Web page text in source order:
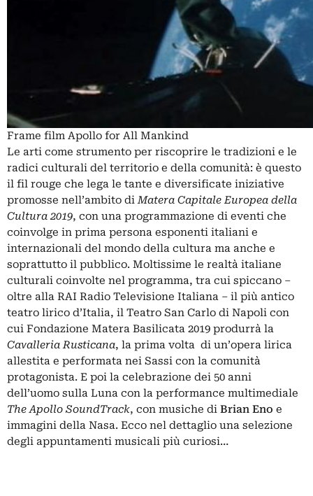
Frame film Apollo for All Mankind
Le arti come strumento per riscoprire le tradizioni e le
radici culturali del territorio e della comunità: è questo
il fil rouge che lega le tante e diversificate iniziative
promosse nell’ambito diMatera Capitale Europea della
Cultura 2019, con una programmazione di eventi che
coinvolge in prima persona esponenti italiani e
internazionali del mondo della cultura ma anche e
soprattutto il pubblico. Moltissime le realtà italiane
culturali coinvolte nel programma, tra cui spiccano –
oltre alla RAI Radio Televisione Italiana – il più antico
teatro lirico d’Italia, il Teatro San Carlo di Napoli con
cui Fondazione Matera Basilicata 2019 produrrà la
Cavalleria Rusticana, la prima volta di un’opera lirica
allestita e performata nei Sassi con la comunità
protagonista. E poi la celebrazione dei 50 anni
dell’uomo sulla Luna con la performance multimediale
The Apollo SoundTrack, con musiche di Brian Eno e
immagini della Nasa. Ecco nel dettaglio una selezione
degli appuntamenti musicali più curiosi…